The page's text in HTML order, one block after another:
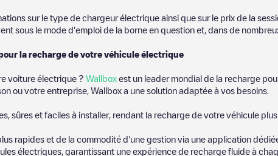
sur le type de chargeur électrique ainsi que sur le prix de la
sous le mode d'emploi de la borne en question et, dans de
la recharge de votre véhicule électrique
voiture électrique ? Wallbox est un leader mondial de la recharge
ou votre entreprise, Wallbox a une solution adaptée à vos besoins.
sûres et faciles à installer, rendant la recharge de votre véhicule plus
rapides et de la commodité d'une gestion via une application
électriques, garantissant une expérience de recharge fluide à